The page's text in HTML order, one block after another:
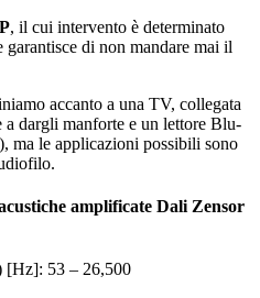
, il cui intervento è determinato
garantisce di non mandare mai il
accanto a una TV, collegata
dargli manforte e un lettore Blu-
ma le applicazioni possibili sono
amplificate Dali Zensor
[Hz]: 53 – 26,500